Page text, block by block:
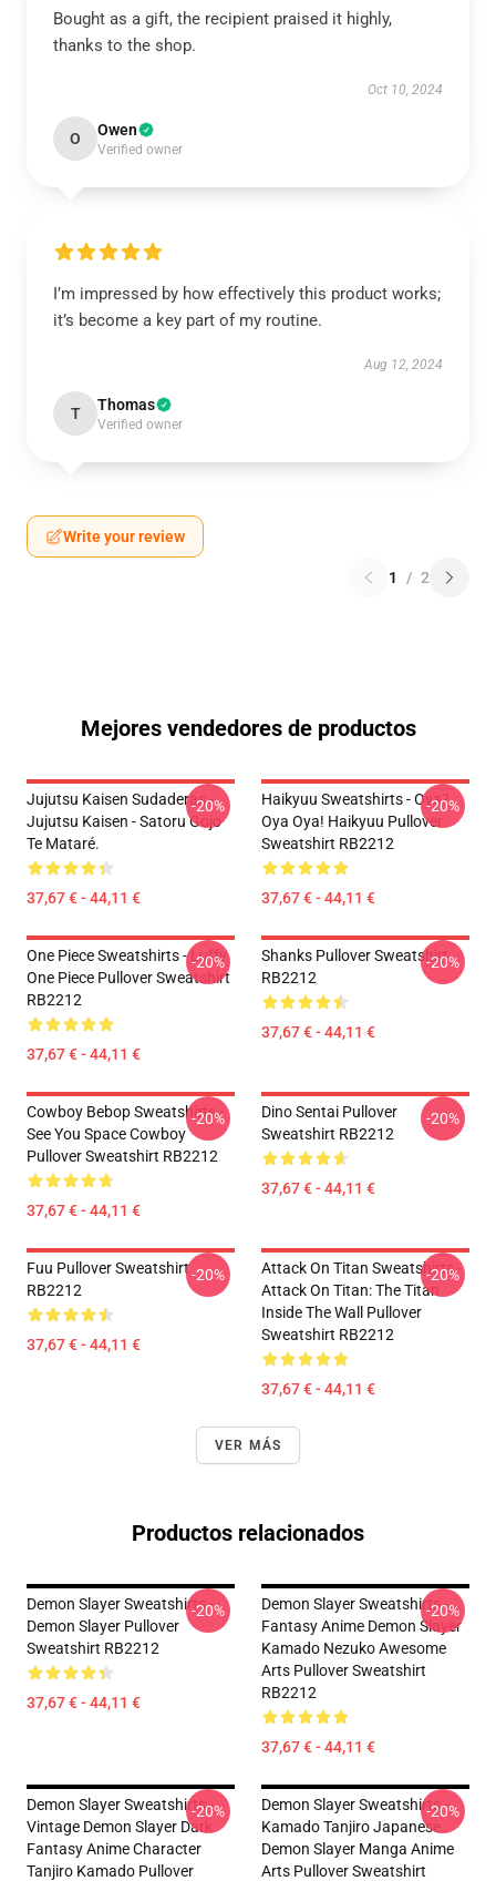
Bought as a gift, the recipient praised it highly,
thanks to the shop.
Oct 10, 2024
O Owen
Verified owner
I’m impressed by how effectively this product works;
it’s become a key part of my routine.
Aug 12, 2024
T Thomas
Verified owner
Write your review
1 / 2
Mejores vendedores de productos
Jujutsu Kaisen Sudaderas -
Jujutsu Kaisen - Satoru Gojo
Te Mataré.
37,67 € - 44,11 €
-20%
Haikyuu Sweatshirts - Oya?
Oya Oya! Haikyuu Pullover
Sweatshirt RB2212
37,67 € - 44,11 €
-20%
One Piece Sweatshirts - Luffy
One Piece Pullover Sweatshirt
RB2212
37,67 € - 44,11 €
-20%
Shanks Pullover Sweatshirt
RB2212
37,67 € - 44,11 €
-20%
Cowboy Bebop Sweatshirts -
See You Space Cowboy
Pullover Sweatshirt RB2212
37,67 € - 44,11 €
-20%
Dino Sentai Pullover
Sweatshirt RB2212
37,67 € - 44,11 €
-20%
Fuu Pullover Sweatshirt
RB2212
37,67 € - 44,11 €
-20%
Attack On Titan Sweatshirts -
Attack On Titan: The Titan
Inside The Wall Pullover
Sweatshirt RB2212
37,67 € - 44,11 €
-20%
VER MÁS
Productos relacionados
Demon Slayer Sweatshirts -
Demon Slayer Pullover
Sweatshirt RB2212
37,67 € - 44,11 €
-20%
Demon Slayer Sweatshirts -
Fantasy Anime Demon Slayer
Kamado Nezuko Awesome
Arts Pullover Sweatshirt
RB2212
37,67 € - 44,11 €
-20%
Demon Slayer Sweatshirts -
Vintage Demon Slayer Dark
Fantasy Anime Character
Tanjiro Kamado Pullover
-20%
Demon Slayer Sweatshirts -
Kamado Tanjiro Japanese
Demon Slayer Manga Anime
Arts Pullover Sweatshirt
-20%